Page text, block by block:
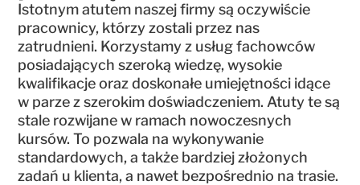
Istotnym atutem naszej firmy są oczywiście
pracownicy, którzy zostali przez nas
zatrudnieni. Korzystamy z usług fachowców
posiadających szeroką wiedzę, wysokie
kwalifikacje oraz doskonałe umiejętności idące
w parze z szerokim doświadczeniem. Atuty te są
stale rozwijane w ramach nowoczesnych
kursów. To pozwala na wykonywanie
standardowych, a także bardziej złożonych
zadań u klienta, a nawet bezpośrednio na trasie.